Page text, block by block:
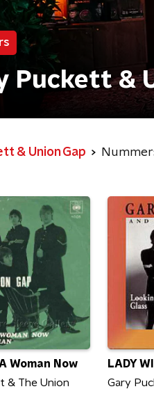
Puckett &
& Union Gap
Woman Now
& The Union
LADY
Gary